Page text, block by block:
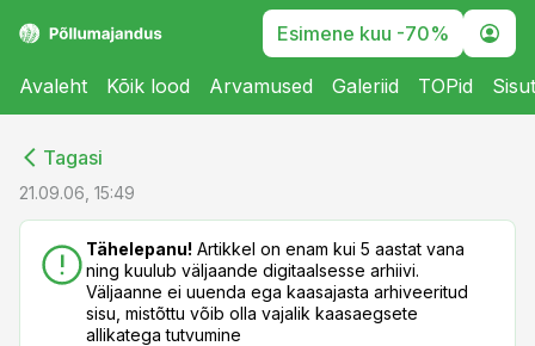
Esimene kuu -70%
Avaleht Kõik lood Arvamused Galeriid TOPid
Tagasi
21.09.06, 15:49
Tähelepanu! Artikkel on enam kui 5 aastat vana
ning kuulub väljaande digitaalsesse arhiivi.
Väljaanne ei uuenda ega kaasajasta arhiveeritud
sisu, mistõttu võib olla vajalik kaasaegsete
allikatega tutvumine